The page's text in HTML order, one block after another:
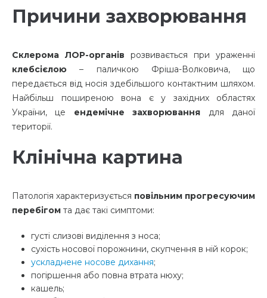
Причини захворювання
Склерома ЛОР-органів розвивається при ураженні
клебсієлою – паличкою Фріша-Волковича, що
передається від носія здебільшого контактним шляхом.
Найбільш поширеною вона є у західних областях
України, це ендемічне захворювання для даної
території.
Клінічна картина
Патологія характеризується повільним прогресуючим
перебігом та дає такі симптоми:
густі слизові виділення з носа;
сухість носової порожнини, скупчення в ній корок;
ускладнене носове дихання;
погіршення або повна втрата нюху;
кашель;